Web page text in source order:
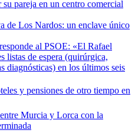
pareja en un centro comercial
de Los Nardos: un enclave único
al PSOE: «El Rafael
listas de espera (quirúrgica,
diagnósticas) en los últimos seis
y pensiones de otro tiempo en
Murcia y Lorca con la